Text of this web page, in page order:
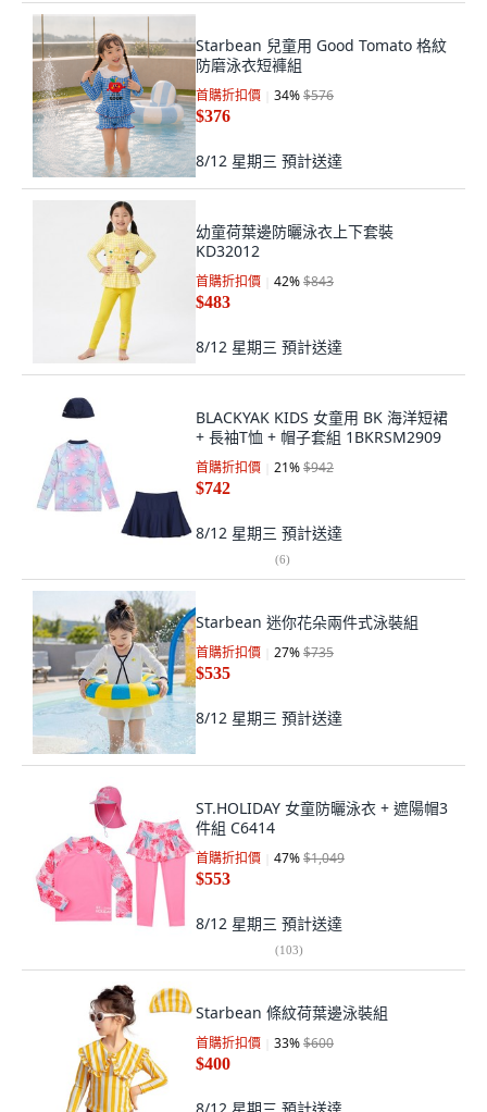
Starbean 兒童用 Good Tomato 格紋
防磨泳衣短褲組
首購折扣價 34%$576
$376
8/12 星期三 預計送達
幼童荷葉邊防曬泳衣上下套裝
KD32012
首購折扣價 42%$843
$483
8/12 星期三 預計送達
BLACKYAK KIDS 女童用 BK 海洋短裙
+ 長袖T恤 + 帽子套組 1BKRSM2909
首購折扣價 21%$942
$742
8/12 星期三 預計送達
(6)
Starbean 迷你花朵兩件式泳裝組
首購折扣價 27%$735
$535
8/12 星期三 預計送達
ST.HOLIDAY 女童防曬泳衣 + 遮陽帽3
件組 C6414
首購折扣價 47%$1,049
$553
8/12 星期三 預計送達
(103)
Starbean 條紋荷葉邊泳裝組
首購折扣價 33%$600
$400